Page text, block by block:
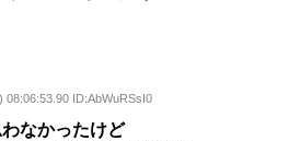
08:06:53.90 ID:AbWuRSsI0
なかったけど